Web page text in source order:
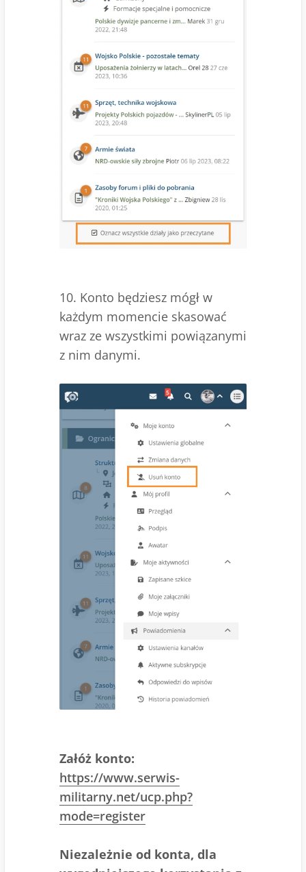
10. Konto będziesz mógł w
każdym momencie skasować
wraz ze wszystkimi powiązanymi
z nim danymi.
Załóż konto:
https://www.serwis-
militarny.net/ucp.php?
mode=register
Niezależnie od konta, dla